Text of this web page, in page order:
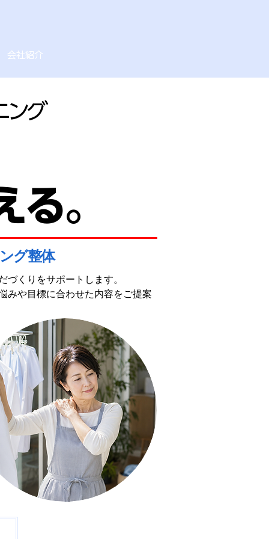
会社紹介
ング
。
グ整体
くりをサポートします。
みや目標に合わせた内容をご提案